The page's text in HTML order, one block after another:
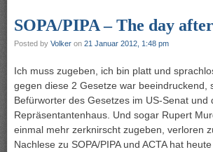
SOPA/PIPA – The day
Posted by Volker on 21 Januar 2012, 1:48 pm
Ich muss zugeben, ich bin platt und
gegen diese 2 Gesetze war beeindruckend,
Befürworter des Gesetzes im US-Senat und
Repräsentantenhaus. Und sogar Rupert
einmal mehr zerknirscht zugeben, verloren
Nachlese zu SOPA/PIPA und ACTA hat